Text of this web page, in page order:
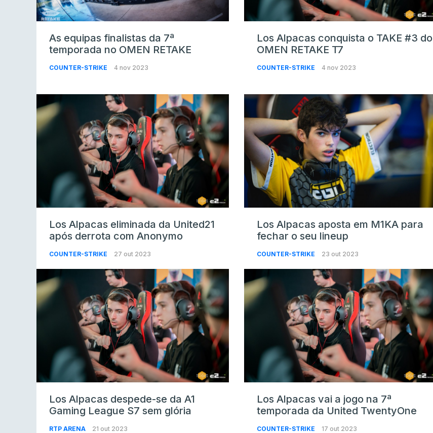
As equipas finalistas da 7ª
temporada no OMEN RETAKE
COUNTER-STRIKE 4 nov 2023
Los Alpacas conquista o TAKE #3 do
OMEN RETAKE T7
COUNTER-STRIKE 4 nov 2023
Los Alpacas eliminada da United21
após derrota com Anonymo
COUNTER-STRIKE 27 out 2023
Los Alpacas aposta em M1KA para
fechar o seu lineup
COUNTER-STRIKE 23 out 2023
Los Alpacas despede-se da A1
Gaming League S7 sem glória
RTP ARENA 21 out 2023
Los Alpacas vai a jogo na 7ª
temporada da United TwentyOne
COUNTER-STRIKE 17 out 2023